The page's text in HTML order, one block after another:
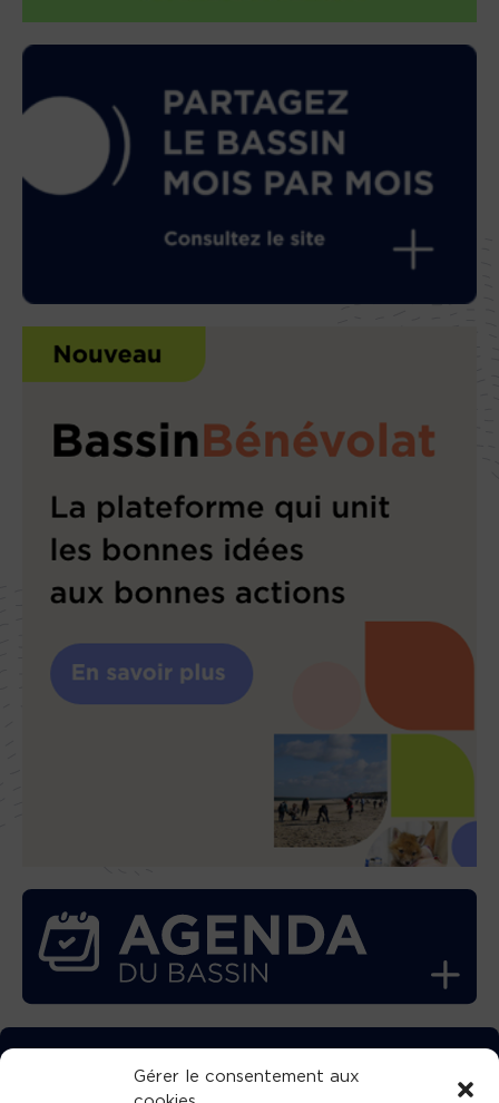
Gérer le consentement aux
TÉLÉCHARGEZ GRATUITEMENT